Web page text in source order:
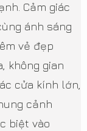
Cảm giác
ánh sáng
vẻ đẹp
không gian
cửa kính lớn,
cảnh
biệt vào